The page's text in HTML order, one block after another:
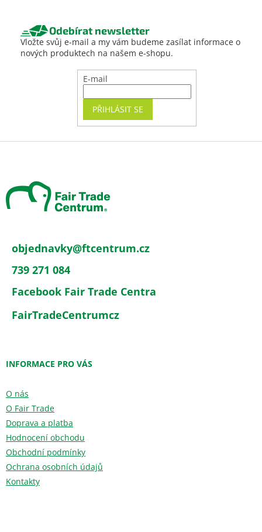
Odebírat newsletter
Vložte svůj e-mail a my vám budeme zasílat informace o
nových produktech na našem e-shopu.
E-mail
PŘIHLÁSIT SE
objednavky@ftcentrum.cz
739 271 084
Facebook Fair Trade Centra
FairTradeCentrumcz
INFORMACE PRO VÁS
O nás
O Fair Trade
Doprava a platba
Hodnocení obchodu
Obchodní podmínky
Ochrana osobních údajů
Kontakty